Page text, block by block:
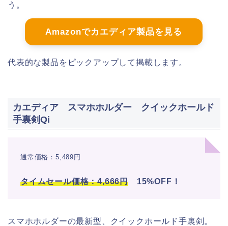
う。
Amazonでカエディア製品を見る
代表的な製品をピックアップして掲載します。
カエディア スマホホルダー クイックホールド
手裏剣Qi
通常価格：5,489円
タイムセール価格：4,666円 15%OFF！
スマホホルダーの最新型、クイックホールド手裏剣。